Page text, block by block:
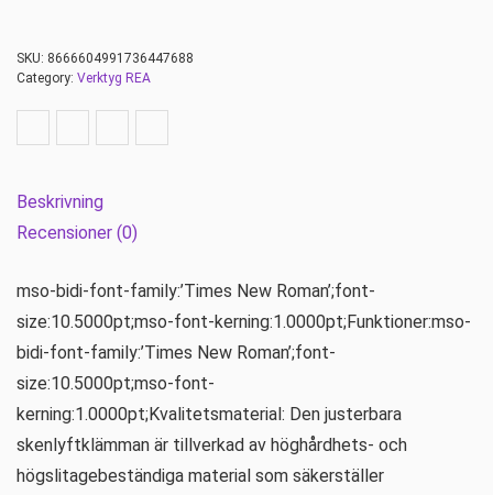
SKU: 8666604991736447688
Category: Verktyg REA
Beskrivning
Recensioner (0)
mso-bidi-font-family:’Times New Roman’;font-
size:10.5000pt;mso-font-kerning:1.0000pt;Funktioner:mso-
bidi-font-family:’Times New Roman’;font-
size:10.5000pt;mso-font-
kerning:1.0000pt;Kvalitetsmaterial: Den justerbara
skenlyftklämman är tillverkad av höghårdhets- och
högslitagebeständiga material som säkerställer